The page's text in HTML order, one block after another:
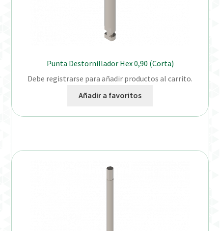
Punta Destornillador Hex 0,90 (Corta)
Debe registrarse para añadir productos al carrito.
Añadir a favoritos